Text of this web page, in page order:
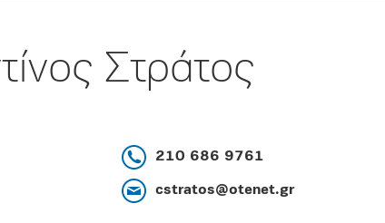
Στράτος
210 686 9761
cstratos@otenet.gr